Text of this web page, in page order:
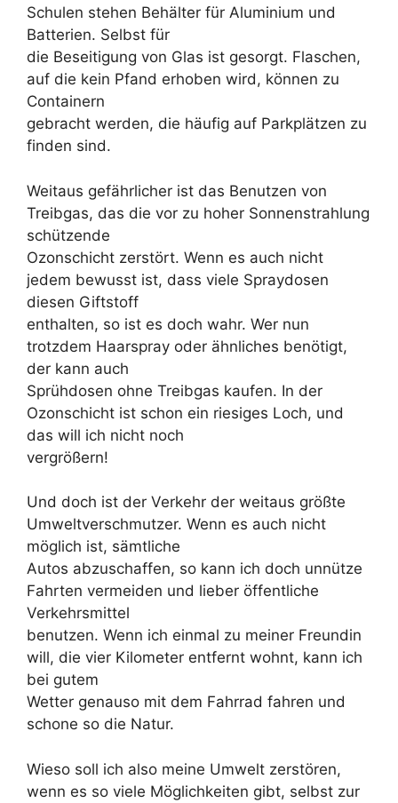
Schulen stehen Behälter für Aluminium und
Batterien. Selbst für
die Beseitigung von Glas ist gesorgt. Flaschen,
auf die kein Pfand erhoben wird, können zu
Containern
gebracht werden, die häufig auf Parkplätzen zu
finden sind.
Weitaus gefährlicher ist das Benutzen von
Treibgas, das die vor zu hoher Sonnenstrahlung
schützende
Ozonschicht zerstört. Wenn es auch nicht
jedem bewusst ist, dass viele Spraydosen
diesen Giftstoff
enthalten, so ist es doch wahr. Wer nun
trotzdem Haarspray oder ähnliches benötigt,
der kann auch
Sprühdosen ohne Treibgas kaufen. In der
Ozonschicht ist schon ein riesiges Loch, und
das will ich nicht noch
vergrößern!
Und doch ist der Verkehr der weitaus größte
Umweltverschmutzer. Wenn es auch nicht
möglich ist, sämtliche
Autos abzuschaffen, so kann ich doch unnütze
Fahrten vermeiden und lieber öffentliche
Verkehrsmittel
benutzen. Wenn ich einmal zu meiner Freundin
will, die vier Kilometer entfernt wohnt, kann ich
bei gutem
Wetter genauso mit dem Fahrrad fahren und
schone so die Natur.
Wieso soll ich also meine Umwelt zerstören,
wenn es so viele Möglichkeiten gibt, selbst zur